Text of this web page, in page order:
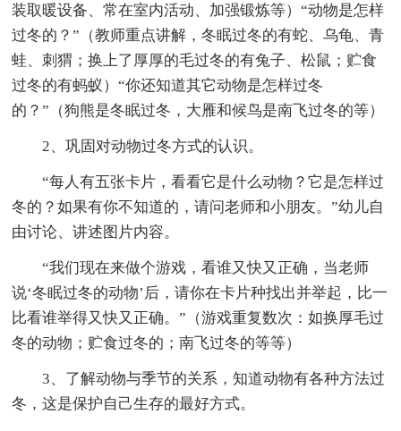
装取暖设备、常在室内活动、加强锻炼等）“动物是怎样
过冬的？”（教师重点讲解，冬眠过冬的有蛇、乌龟、青
蛙、刺猬；换上了厚厚的毛过冬的有兔子、松鼠；贮食
过冬的有蚂蚁）“你还知道其它动物是怎样过冬
的？”（狗熊是冬眠过冬，大雁和候鸟是南飞过冬的等）
2、巩固对动物过冬方式的认识。
“每人有五张卡片，看看它是什么动物？它是怎样过
冬的？如果有你不知道的，请问老师和小朋友。”幼儿自
由讨论、讲述图片内容。
“我们现在来做个游戏，看谁又快又正确，当老师
说‘冬眠过冬的动物’后，请你在卡片种找出并举起，比一
比看谁举得又快又正确。”（游戏重复数次：如换厚毛过
冬的动物；贮食过冬的；南飞过冬的等等）
3、了解动物与季节的关系，知道动物有各种方法过
冬，这是保护自己生存的最好方式。